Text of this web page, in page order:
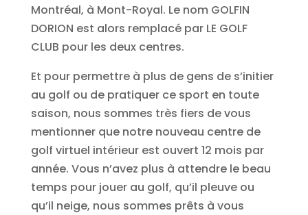
Montréal, à Mont-Royal. Le nom GOLFIN
DORION est alors remplacé par LE GOLF
CLUB pour les deux centres.
Et pour permettre à plus de gens de s’initier
au golf ou de pratiquer ce sport en toute
saison, nous sommes très fiers de vous
mentionner que notre nouveau centre de
golf virtuel intérieur est ouvert 12 mois par
année. Vous n’avez plus à attendre le beau
temps pour jouer au golf, qu’il pleuve ou
qu’il neige, nous sommes prêts à vous